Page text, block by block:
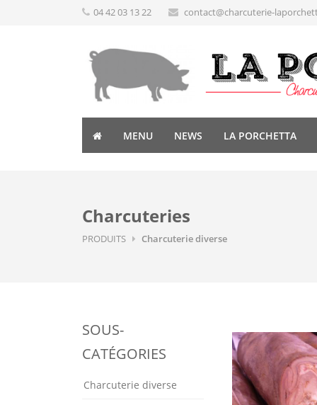
04 42 03 13 22 contact@charcuterie-
MENU NEWS LA PORCHETTA
Charcuteries
PRODUITS Charcuterie diverse
SOUS-
CATÉGORIES
Charcuterie diverse